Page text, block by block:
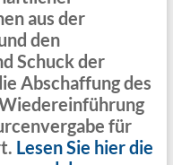
aus der
den
Schuck der
Abschaffung des
für
Lesen Sie hier die